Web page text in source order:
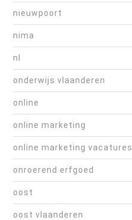
nieuwpoort
nima
nl
onderwijs vlaanderen
online
online marketing
online marketing vacatures
onroerend erfgoed
oost
oost vlaanderen